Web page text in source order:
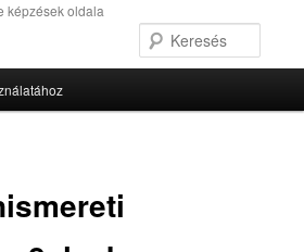
képzések oldala